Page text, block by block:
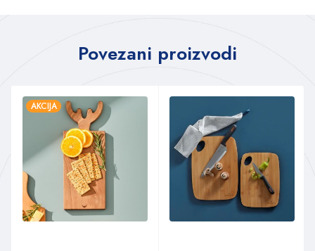
Povezani proizvodi
AKCIJA